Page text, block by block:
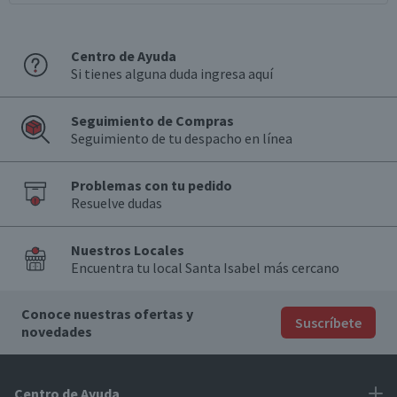
Centro de Ayuda
Si tienes alguna duda ingresa aquí
Seguimiento de Compras
Seguimiento de tu despacho en línea
Problemas con tu pedido
Resuelve dudas
Nuestros Locales
Encuentra tu local Santa Isabel más cercano
Conoce nuestras ofertas y
novedades
Suscríbete
Centro de Ayuda